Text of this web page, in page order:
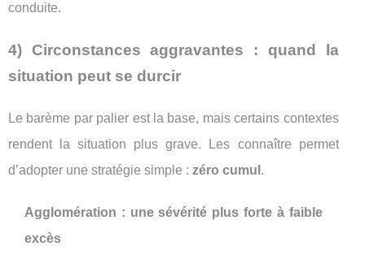
conduite.
4) Circonstances aggravantes : quand la
situation peut se durcir
Le barème par palier est la base, mais certains contextes
rendent la situation plus grave. Les connaître permet
d’adopter une stratégie simple : zéro cumul .
Agglomération : une sévérité plus forte à faible
excès